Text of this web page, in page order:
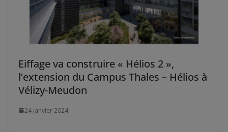
Eiffage va construire « Hélios 2 »,
l’extension du Campus Thales – Hélios à
Vélizy-Meudon
24 janvier 2024